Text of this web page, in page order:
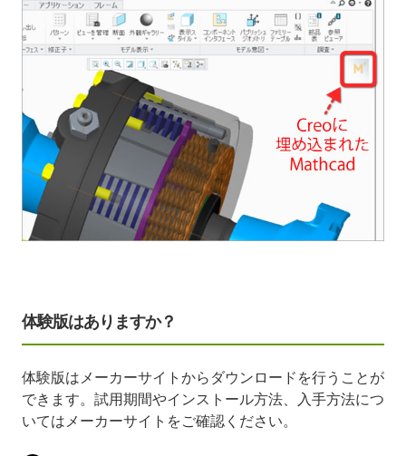
体験版はありますか？
体験版はメーカーサイトからダウンロードを行うことが
できます。試用期間やインストール方法、入手方法につ
いてはメーカーサイトをご確認ください。